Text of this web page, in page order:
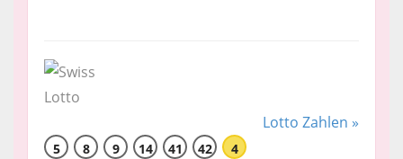
Lotto Zahlen »
5 8 9 14 41 42 4